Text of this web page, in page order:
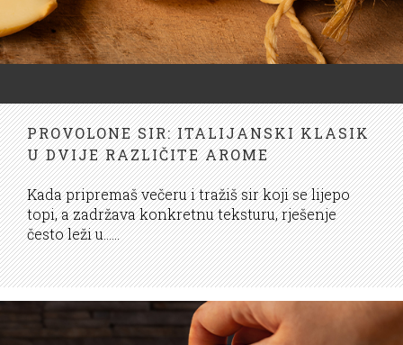
PROVOLONE SIR: ITALIJANSKI KLASIK
U DVIJE RAZLIČITE AROME
Kada pripremaš večeru i tražiš sir koji se lijepo
topi, a zadržava konkretnu teksturu, rješenje
često leži u......